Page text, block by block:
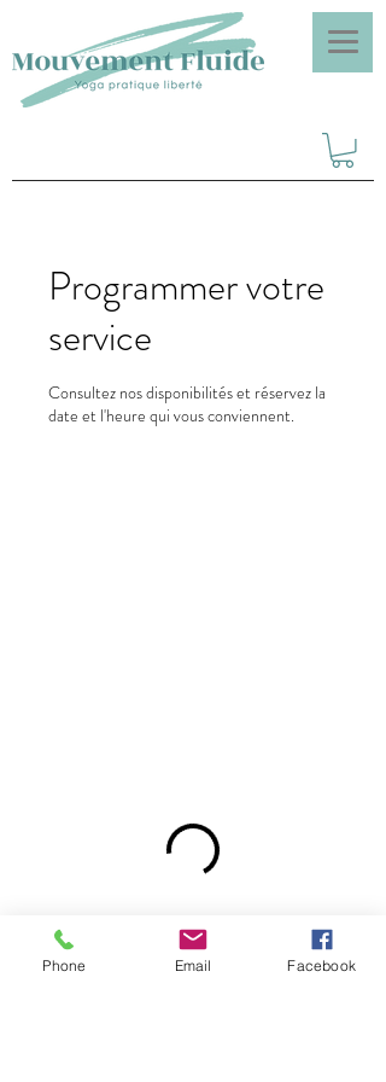
Programmer votre
service
Consultez nos disponibilités et réservez la
date et l'heure qui vous conviennent.
Phone Email Facebook